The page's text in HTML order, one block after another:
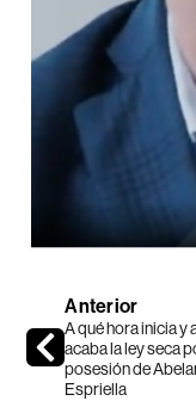
Anterior
A qué hora inicia y
acaba la ley seca
posesión de
Espriella